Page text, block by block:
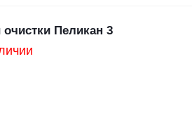
Пеликан 3